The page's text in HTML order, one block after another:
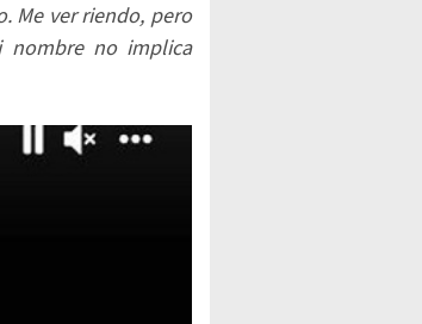
Me ver riendo, pero
nombre no implica